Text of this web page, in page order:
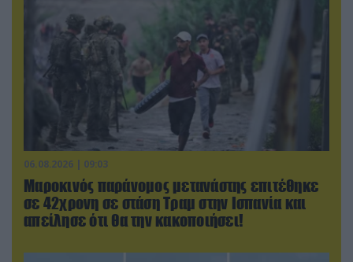
06.08.2026 | 09:03
Μαροκινός παράνομος μετανάστης επιτέθηκε
σε 42χρονη σε στάση Τραμ στην Ισπανία και
απείλησε ότι θα την κακοποιήσει!